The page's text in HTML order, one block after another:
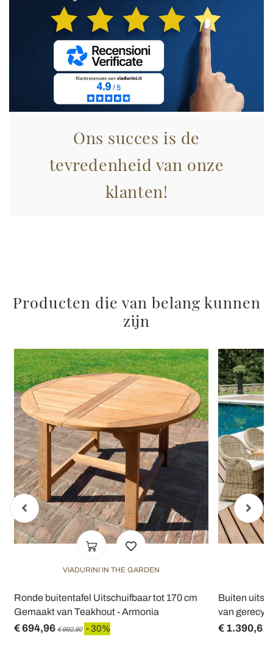
Utilizziamo i cookie per personalizzare contenuti ed
annunci, per fornire funzionalità dei social media e per
analizzare il nostro traffico. Condividiamo inoltre
informazioni sul modo in cui utilizza il nostro sito con i
nostri partner che si occupano di analisi dei dati web,
pubblicità e social media, i quali potrebbero combinarle
con altre informazioni che ha fornito loro o che hanno
Ons succes is de
tevredenheid van onze
klanten!
Producten die van belang kunnen
zijn
VIADURINI IN THE GARDEN
Ronde buitentafel Uitschuifbaar tot 170 cm
Gemaakt van Teakhout - Armonia
€ 694,96 € 992,80 - 30%
Buiten
van
€ 1.390,61